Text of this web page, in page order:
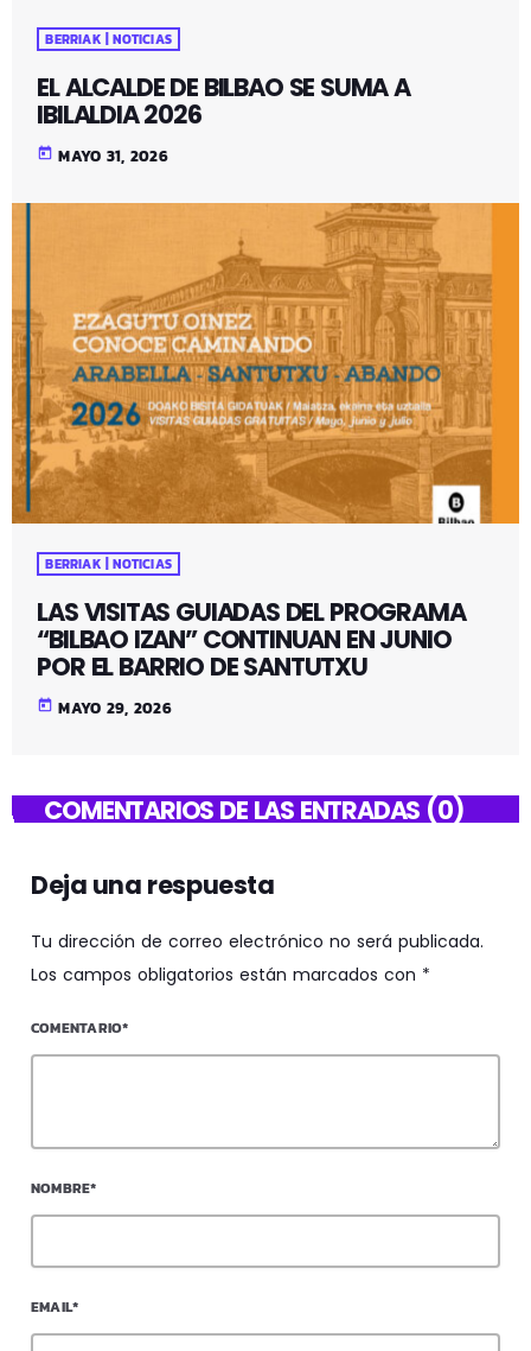
BERRIAK | NOTICIAS
EL ALCALDE DE BILBAO SE SUMA A
IBILALDIA 2026
today MAYO 31, 2026
BERRIAK | NOTICIAS
LAS VISITAS GUIADAS DEL PROGRAMA
“BILBAO IZAN” CONTINUAN EN JUNIO
POR EL BARRIO DE SANTUTXU
today MAYO 29, 2026
COMENTARIOS DE LAS ENTRADAS (0)
Deja una respuesta
Tu dirección de correo electrónico no será publicada.
Los campos obligatorios están marcados con *
COMENTARIO*
NOMBRE*
EMAIL*